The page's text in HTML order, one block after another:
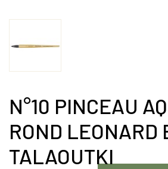
N°10 PINCEAU
ROND LEONARD
TALAOUTKI